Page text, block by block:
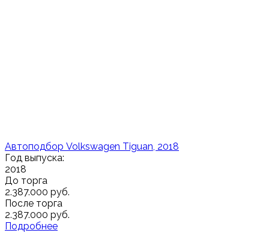
Автоподбор Volkswagen Tiguan, 2018
Год выпуска:
2018
До торга
2.387.000 руб.
После торга
2.387.000 руб.
Подробнее